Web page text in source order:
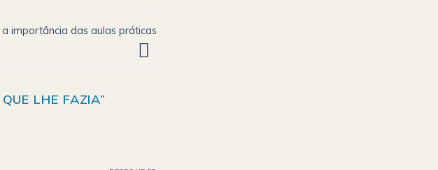
importância das aulas práticas
LHE FAZIA”